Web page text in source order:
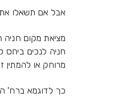
אבל אם תשאלו
מציאת מקום
חניה לנכים ביחס
מרוחק או להמתין
כך לדוגמא ברח'